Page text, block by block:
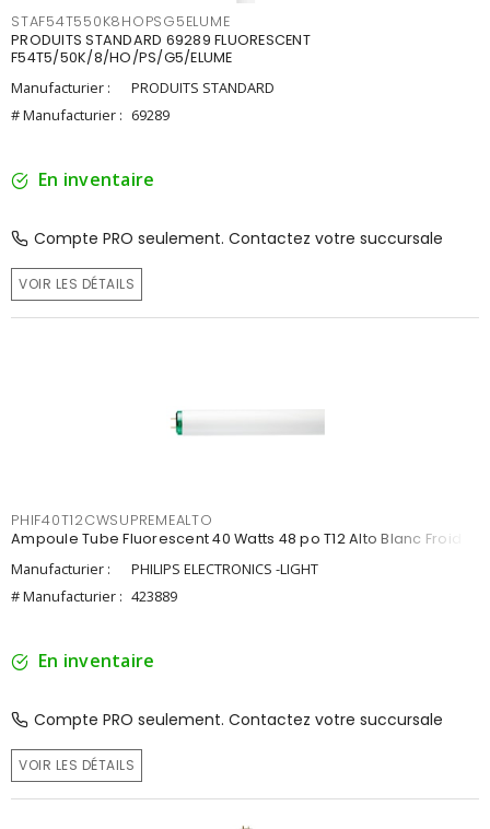
STAF54T550K8HOPSG5ELUME
PRODUITS STANDARD 69289 FLUORESCENT
F54T5/50K/8/HO/PS/G5/ELUME
Manufacturier :
PRODUITS STANDARD
# Manufacturier : 69289
En inventaire
Compte PRO seulement. Contactez votre succursale
VOIR LES DÉTAILS
PHIF40T12CWSUPREMEALTO
Ampoule Tube Fluorescent 40 Watts 48 po T12 Alto Blanc Froid
Manufacturier :
PHILIPS ELECTRONICS -LIGHT
# Manufacturier : 423889
En inventaire
Compte PRO seulement. Contactez votre succursale
VOIR LES DÉTAILS